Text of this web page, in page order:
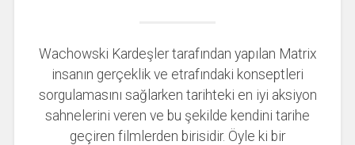
Wachowski Kardeşler tarafından yapılan Matrix
insanın gerçeklik ve etrafındaki konseptleri
sorgulamasını sağlarken tarihteki en iyi aksiyon
sahnelerini veren ve bu şekilde kendini tarihe
geçiren filmlerden birisidir. Öyle ki bir